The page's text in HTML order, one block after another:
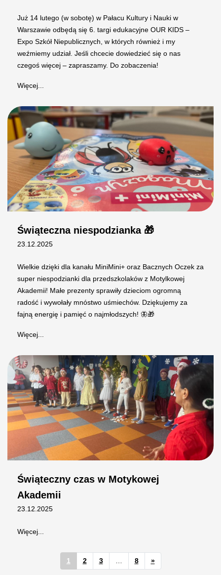
Już 14 lutego (w sobotę) w Pałacu Kultury i Nauki w
Warszawie odbędą się 6. targi edukacyjne OUR KIDS –
Expo Szkół Niepublicznych, w których również i my
weźmiemy udział. Jeśli chcecie dowiedzieć się o nas
czegoś więcej – zapraszamy. Do zobaczenia!
Więcej...
Świąteczna niespodzianka 🎁
23.12.2025
Wielkie dzięki dla kanału MiniMini+ oraz Bacznych Oczek za
super niespodzianki dla przedszkolaków z Motylkowej
Akademii! Małe prezenty sprawiły dzieciom ogromną
radość i wywołały mnóstwo uśmiechów. Dziękujemy za
fajną energię i pamięć o najmłodszych! 🦋🎁
Więcej...
Świąteczny czas w Motykowej
Akademii
23.12.2025
Więcej...
1 2 3 8 »